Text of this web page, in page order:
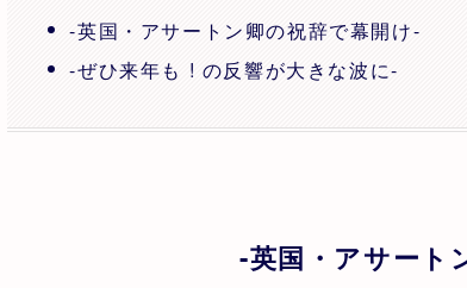
-英国・アサートン卿の祝辞で幕開け-
-ぜひ来年も ! の反響が大きな波に-
-英国・アサート